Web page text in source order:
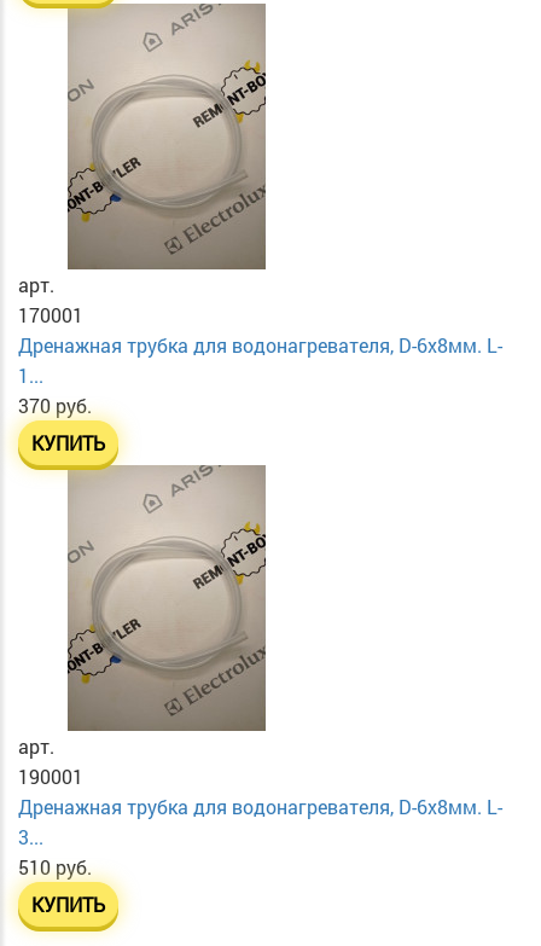
арт.
170001
Дренажная трубка для водонагревателя, D-6х8мм. L-
1...
370 руб.
КУПИТЬ
арт.
190001
Дренажная трубка для водонагревателя, D-6х8мм. L-
3...
510 руб.
КУПИТЬ